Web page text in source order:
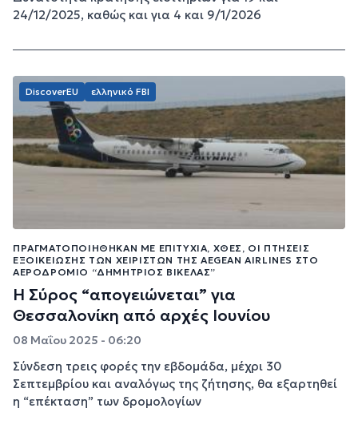
24/12/2025, καθώς και για 4 και 9/1/2026
DiscoverEU ελληνικό FBI
ΠΡΑΓΜΑΤΟΠΟΙΉΘΗΚΑΝ ΜΕ ΕΠΙΤΥΧΊΑ, ΧΘΕΣ, ΟΙ ΠΤΉΣΕΙΣ
ΕΞΟΙΚΕΊΩΣΗΣ ΤΩΝ ΧΕΙΡΙΣΤΏΝ ΤΗΣ AEGEAN AIRLINES ΣΤΟ
ΑΕΡΟΔΡΌΜΙΟ “ΔΗΜΉΤΡΙΟΣ ΒΙΚΈΛΑΣ”
Η Σύρος “απογειώνεται” για
Θεσσαλονίκη από αρχές Ιουνίου
08 Μαΐου 2025 - 06:20
Σύνδεση τρεις φορές την εβδομάδα, μέχρι 30
Σεπτεμβρίου και αναλόγως της ζήτησης, θα εξαρτηθεί
η “επέκταση” των δρομολογίων